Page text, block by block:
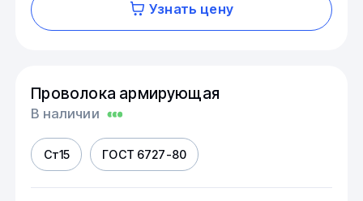
Узнать цену
Проволока армирующая
В наличии
Ст15 ГОСТ 6727-80